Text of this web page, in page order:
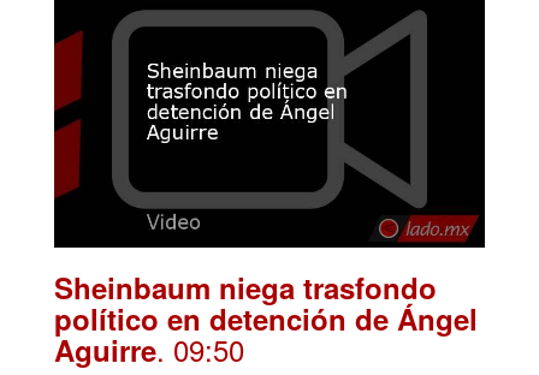
Sheinbaum niega trasfondo
político en detención de Ángel
Aguirre. 09:50